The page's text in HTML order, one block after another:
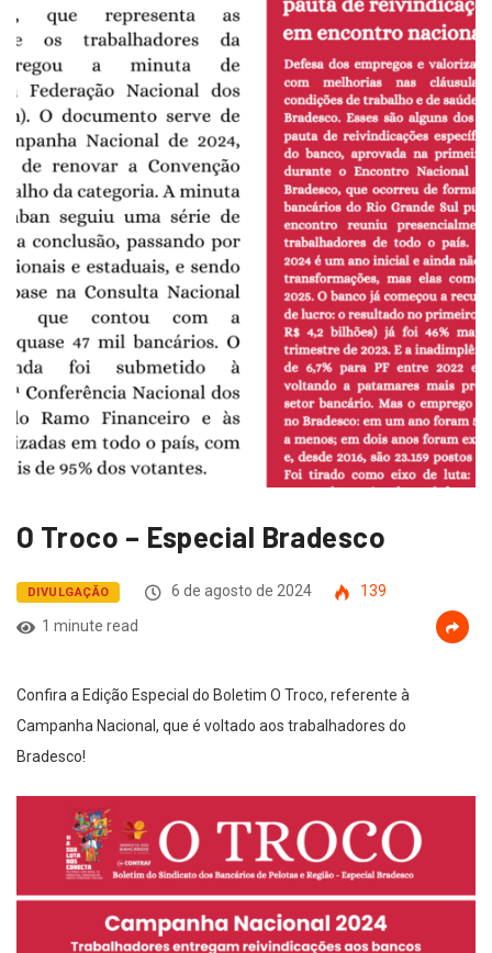
O Troco – Especial Bradesco
DIVULGAÇÃO 6 de agosto de 2024
139
1 minute read
Confira a Edição Especial do Boletim O Troco, referente à
Campanha Nacional, que é voltado aos trabalhadores do
Bradesco!